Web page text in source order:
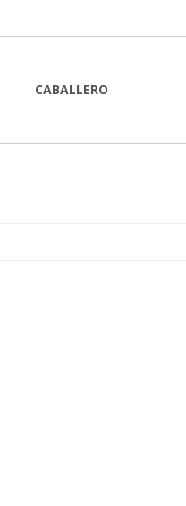
CABALLERO